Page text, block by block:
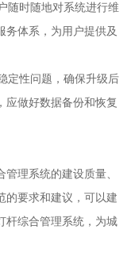
随时随地对系统进行维
务体系，为用户提供及
定性问题，确保升级后
应做好数据备份和恢复
理系统的建设质量、
的要求和建议，可以建
杆综合管理系统，为城